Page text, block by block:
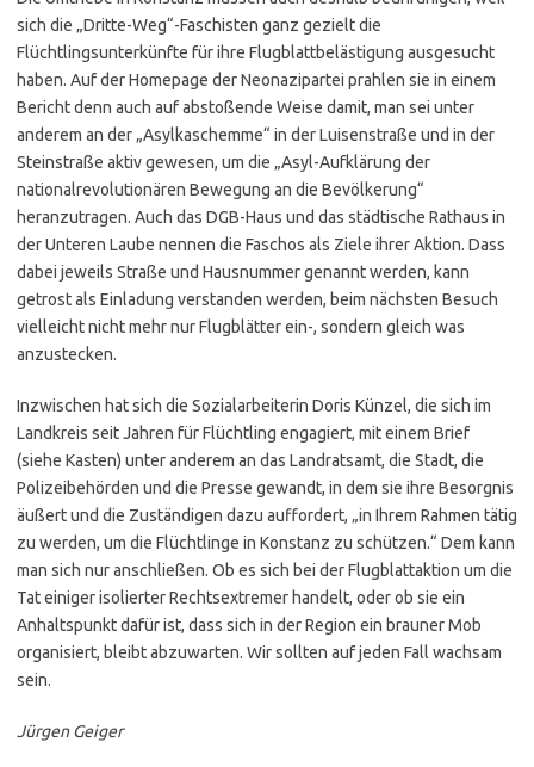
sich die „Dritte-Weg“-Faschisten ganz gezielt die
Flüchtlingsunterkünfte für ihre Flugblattbelästigung ausgesucht
haben. Auf der Homepage der Neonazipartei prahlen sie in einem
Bericht denn auch auf abstoßende Weise damit, man sei unter
anderem an der „Asylkaschemme“ in der Luisenstraße und in der
Steinstraße aktiv gewesen, um die „Asyl-Aufklärung der
nationalrevolutionären Bewegung an die Bevölkerung“
heranzutragen. Auch das DGB-Haus und das städtische Rathaus in
der Unteren Laube nennen die Faschos als Ziele ihrer Aktion. Dass
dabei jeweils Straße und Hausnummer genannt werden, kann
getrost als Einladung verstanden werden, beim nächsten Besuch
vielleicht nicht mehr nur Flugblätter ein-, sondern gleich was
anzustecken.
Inzwischen hat sich die Sozialarbeiterin Doris Künzel, die sich im
Landkreis seit Jahren für Flüchtling engagiert, mit einem Brief
(siehe Kasten) unter anderem an das Landratsamt, die Stadt, die
Polizeibehörden und die Presse gewandt, in dem sie ihre Besorgnis
äußert und die Zuständigen dazu auffordert, „in Ihrem Rahmen tätig
zu werden, um die Flüchtlinge in Konstanz zu schützen.“ Dem kann
man sich nur anschließen. Ob es sich bei der Flugblattaktion um die
Tat einiger isolierter Rechtsextremer handelt, oder ob sie ein
Anhaltspunkt dafür ist, dass sich in der Region ein brauner Mob
organisiert, bleibt abzuwarten. Wir sollten auf jeden Fall wachsam
sein.
Jürgen Geiger